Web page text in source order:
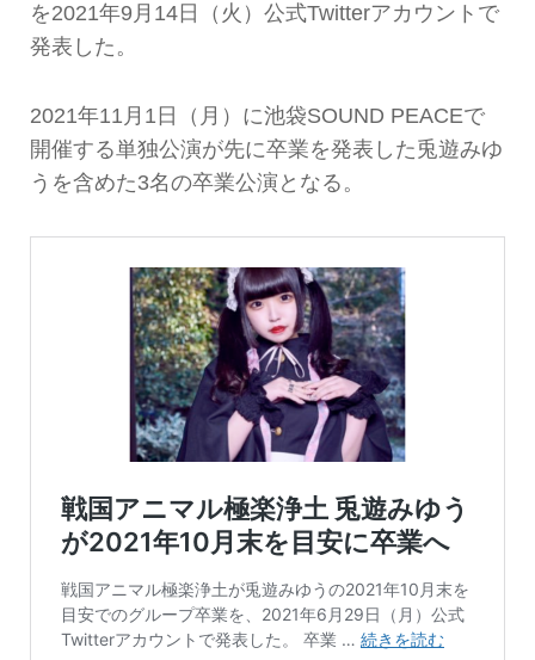
を2021年9月14日（火）公式Twitterアカウントで
発表した。
2021年11月1日（月）に池袋SOUND PEACEで
開催する単独公演が先に卒業を発表した兎遊みゆ
うを含めた3名の卒業公演となる。